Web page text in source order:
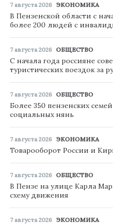
7 августа 2026 ЭКОНОМИКА
В Пензенской области с
более 200 людей с
7 августа 2026 ОБЩЕСТВО
С начала года россияне
туристических поездок за
7 августа 2026 ОБЩЕСТВО
Более 350 пензенских
социальных нянь
7 августа 2026 ЭКОНОМИКА
Товарооборот России и
7 августа 2026 ОБЩЕСТВО
В Пензе на улице Карла
схему движения
7 августа 2026 ЭКОНОМИКА